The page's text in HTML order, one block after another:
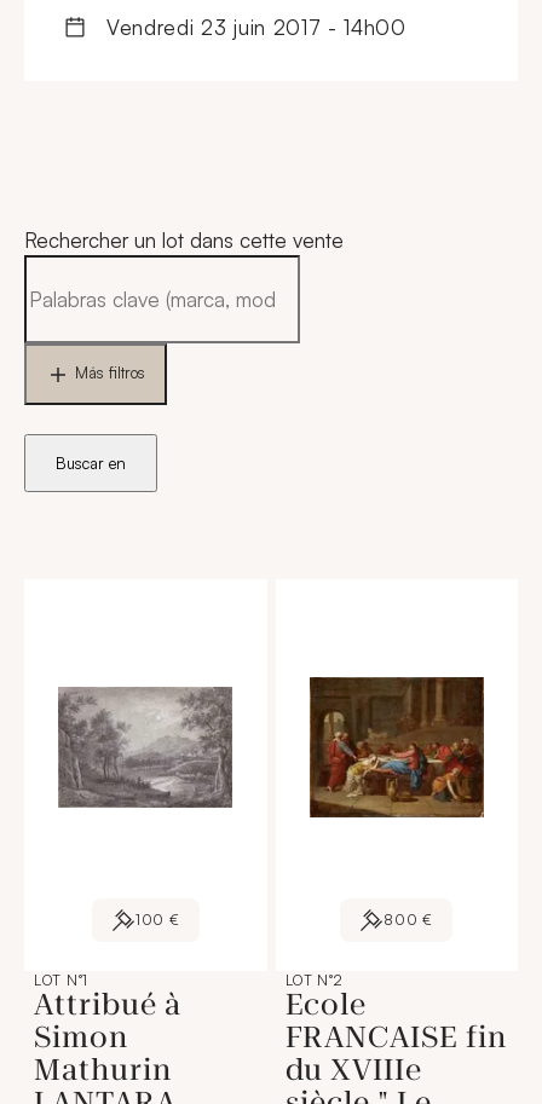
vendredi 23 juin 2017 - 14h00
Rechercher un lot dans cette vente
Más filtros
Buscar en
100 €
LOT N°1
Attribué à
Simon
Mathurin
800 €
LOT N°2
Ecole
FRANCAISE fin
du XVIIIe